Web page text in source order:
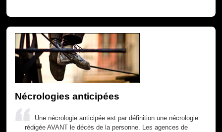
Nécrologies anticipées
Une nécrologie anticipée est par définition une nécrologie
rédigée AVANT le décès de la personne. Les agences de